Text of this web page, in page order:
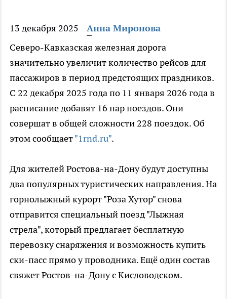
13 декабря 2025
Анна Миронова
Северо-Кавказская железная дорога
значительно увеличит количество рейсов для
пассажиров в период предстоящих праздников.
С 22 декабря 2025 года по 11 января 2026 года в
расписание добавят 16 пар поездов. Они
совершат в общей сложности 228 поездок. Об
этом сообщает"1rnd.ru".
Для жителей Ростова-на-Дону будут доступны
два популярных туристических направления. На
горнолыжный курорт "Роза Хутор" снова
отправится специальный поезд "Лыжная
стрела", который предлагает бесплатную
перевозку снаряжения и возможность купить
ски-пасс прямо у проводника. Ещё один состав
свяжет Ростов-на-Дону с Кисловодском.